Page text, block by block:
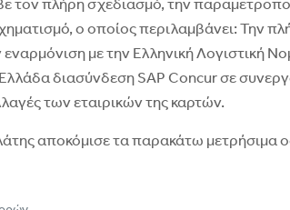
τον πλήρη σχεδιασμό, την
ο οποίος περιλαμβάνει: Την
εναρμόνιση με την Ελληνική
διασύνδεση SAP Concur σε
των εταιρικών της καρτών.
αποκόμισε τα παρακάτω μετρήσιμα